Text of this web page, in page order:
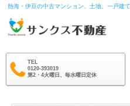
熱海・伊豆の中古マンション、土地、一戸建
TEL
0120-393019
第2・4火曜日、毎水曜日定休